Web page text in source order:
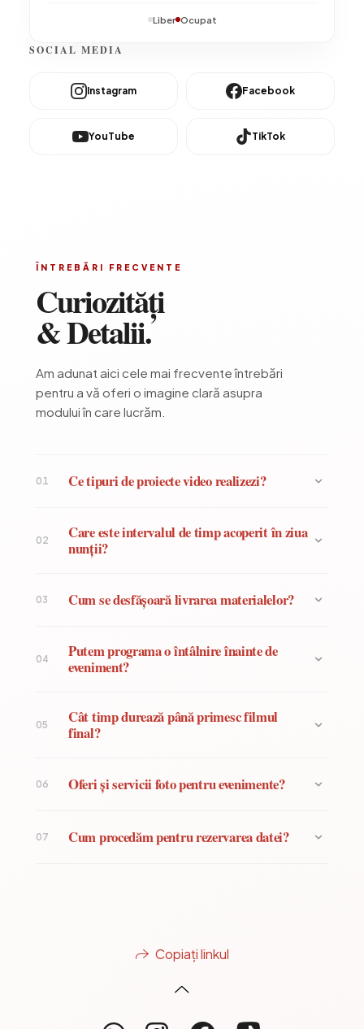
Liber Ocupat
SOCIAL MEDIA
Instagram Facebook
YouTube TikTok
ÎNTREBĂRI FRECVENTE
Curiozități
& Detalii.
Am adunat aici cele mai frecvente întrebări
pentru a vă oferi o imagine clară asupra
modului în care lucrăm.
01 Ce tipuri de proiecte video realizezi?
02
Care este intervalul de timp acoperit în ziua
nunții?
03 Cum se desfășoară livrarea materialelor?
04
Putem programa o întâlnire înainte de
eveniment?
05
Cât timp durează până primesc filmul
final?
06 Oferi și servicii foto pentru evenimente?
07 Cum procedăm pentru rezervarea datei?
Copiați linkul